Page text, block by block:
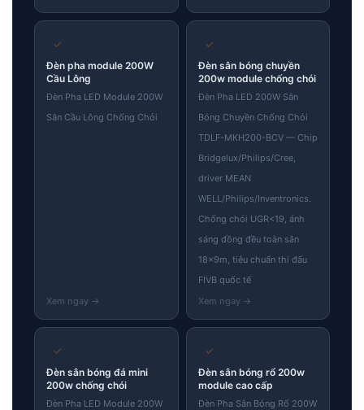
✓
Đèn pha module 200W
Cầu Lông
Đèn Pha LED Module 200W
Sân Cầu Lông Chống Chói
✓
Đèn sân bóng chuyền
200w module chống chói
Đèn Pha LED 200W Sân
Bóng Chuyền Chống Chói
TDLF-MKH200-BCV — Chip
Bridgelux/Philips/Cree,
driver MEAN
WELL/Philips/Inventronics.
Chống chói UGR<19, ánh
sáng đồng đều toàn sân
18×9m, tiêu chuẩn thi đấu
FIVB quốc tế
✓
Đèn sân bóng đá mini
200w chống chói
Đèn Pha LED Module 200W
✓
Đèn sân bóng rổ 200w
module cao cấp
Đèn Pha Sân Bóng Rổ 200W